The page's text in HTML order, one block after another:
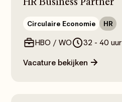
Circulaire Economie HR
HBO / WO 32 - 40 uur
Vacature bekijken